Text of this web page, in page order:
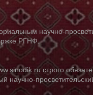
научно-
РГНФ.
строго